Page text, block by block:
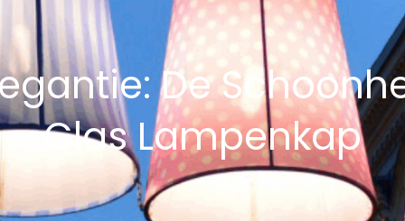
De
Glas Lampenkap